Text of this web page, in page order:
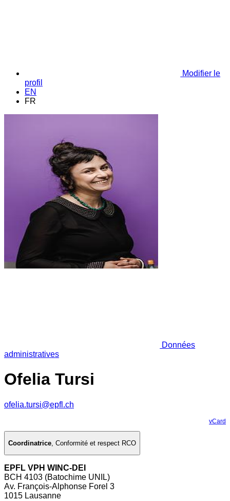
Modifier le
profil
EN
FR
Données
administratives
Ofelia Tursi
ofelia.tursi@epfl.ch
vCard
Coordinatrice, Conformité et respect RCO
EPFL VPH WINC-DEI
BCH 4103 (Batochime UNIL)
Av. François-Alphonse Forel 3
1015 Lausanne